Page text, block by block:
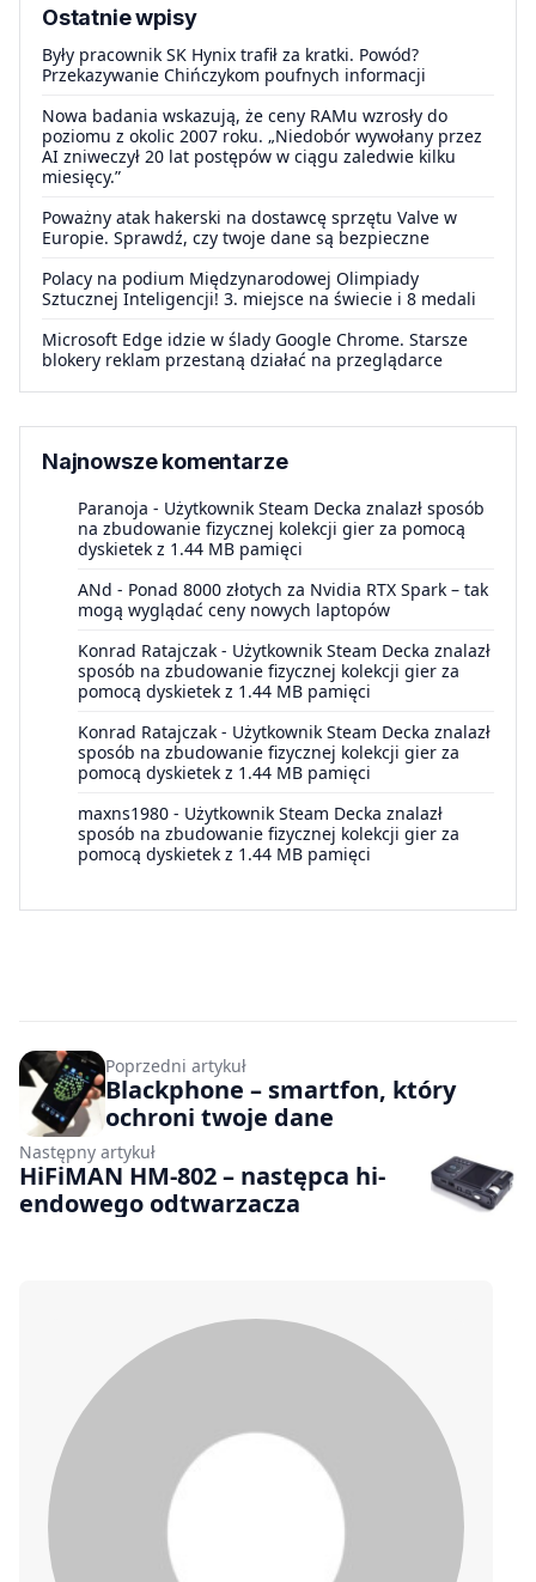
Ostatnie wpisy
Były pracownik SK Hynix trafił za kratki. Powód?
Przekazywanie Chińczykom poufnych informacji
Nowa badania wskazują, że ceny RAMu wzrosły do
poziomu z okolic 2007 roku. „Niedobór wywołany przez
AI zniweczył 20 lat postępów w ciągu zaledwie kilku
miesięcy.”
Poważny atak hakerski na dostawcę sprzętu Valve w
Europie. Sprawdź, czy twoje dane są bezpieczne
Polacy na podium Międzynarodowej Olimpiady
Sztucznej Inteligencji! 3. miejsce na świecie i 8 medali
Microsoft Edge idzie w ślady Google Chrome. Starsze
blokery reklam przestaną działać na przeglądarce
Najnowsze komentarze
Paranoja - Użytkownik Steam Decka znalazł sposób
na zbudowanie fizycznej kolekcji gier za pomocą
dyskietek z 1.44 MB pamięci
ANd - Ponad 8000 złotych za Nvidia RTX Spark – tak
mogą wyglądać ceny nowych laptopów
Konrad Ratajczak - Użytkownik Steam Decka znalazł
sposób na zbudowanie fizycznej kolekcji gier za
pomocą dyskietek z 1.44 MB pamięci
Konrad Ratajczak - Użytkownik Steam Decka znalazł
sposób na zbudowanie fizycznej kolekcji gier za
pomocą dyskietek z 1.44 MB pamięci
maxns1980 - Użytkownik Steam Decka znalazł
sposób na zbudowanie fizycznej kolekcji gier za
pomocą dyskietek z 1.44 MB pamięci
Poprzedni artykuł
Blackphone – smartfon, który
ochroni twoje dane
Następny artykuł
HiFiMAN HM-802 – następca hi-
endowego odtwarzacza